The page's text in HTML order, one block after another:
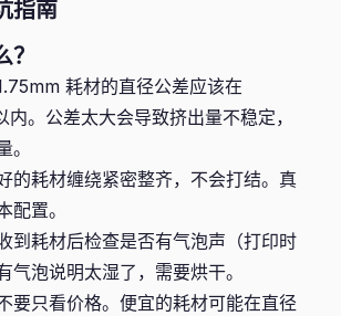
指南
耗材的直径公差应该在
。公差太大会导致挤出量不稳定，
。
的耗材缠绕紧密整齐，不会打结。真
配置。
到耗材后检查是否有气泡声（打印时
气泡说明太湿了，需要烘干。
要只看价格。便宜的耗材可能在直径